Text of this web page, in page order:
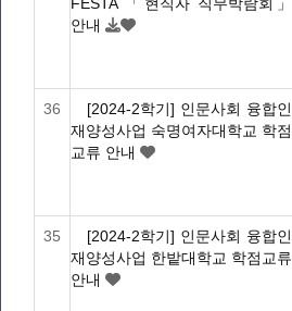
안내
36
[2024-2학기] 인문사회 융합인
재양성사업 숙명여자대학교 학점
교류 안내
35
[2024-2학기] 인문사회 융합인
재양성사업 한밭대학교 학점교류
안내